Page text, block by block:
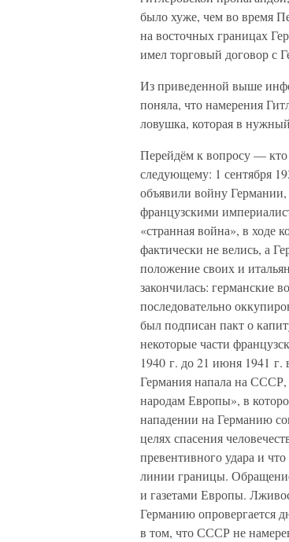
было хуже, чем во время
на восточных границах
имел торговый договор с
Из приведенной выше
поняла, что намерения
ловушка, которая в
Перейдём к вопросу —
следующему: 1 сентября
объявили войну Германии,
французскими
«странная война», в ходе
фактически не велись, а
положение своих и
закончилась: германские
последовательно
был подписан пакт о
некоторые части
1940 г. до 21 июня 1941 г.
Германия напала на
народам Европы», в
нападении на Германию
целях спасения
превентивного удара и
линии границы.
и газетами Европы.
Германию опровергается
в том, что СССР не